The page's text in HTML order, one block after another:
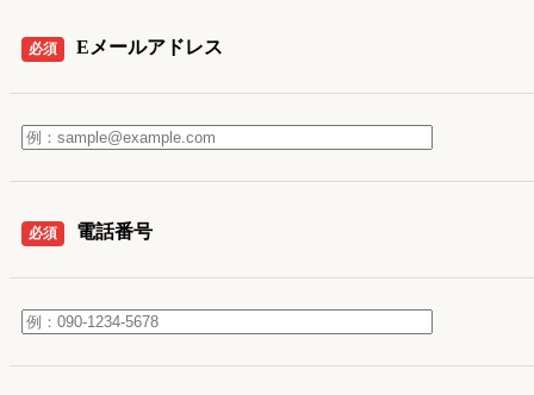
必須 Eメールアドレス
必須 電話番号